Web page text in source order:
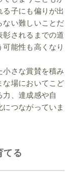
子にも偏りが出
い難しいことだ
されるまでの道
能性も高くなり
さな賞賛を積み
場においてこど
、達成感や自
つながっていま
てる